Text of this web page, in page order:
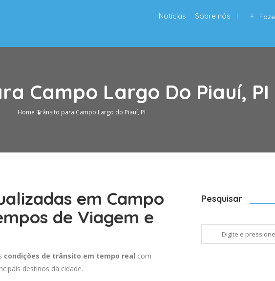
Notícias Sobre nós
Campo Largo Do Piauí, PI
Home Trânsito para Campo Largo do Piauí, PI
em Campo
de Viagem e
condições de trânsito em tempo real com
destinos da cidade.
Pesquisar